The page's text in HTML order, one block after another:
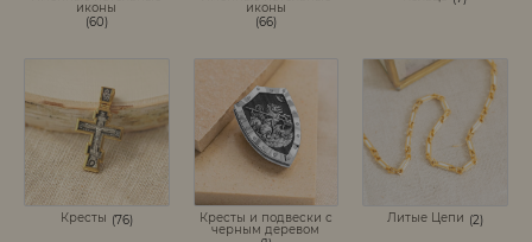
иконы
(60)
иконы
(66)
Кресты (76) Кресты и подвески с
черным деревом
Литые Цепи (2)